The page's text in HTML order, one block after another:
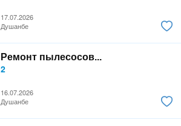
17.07.2026
Душанбе
Ремонт пылесосов...
2
16.07.2026
Душанбе